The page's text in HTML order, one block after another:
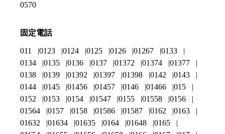
0570
固定電話
011 0123 0124 0125 0126 01267
0133
0134
0135 0136 0137 01372 01374
01377
0138
0139 01392 01397 01398 0142
0143
0144
0145 01456 01457 0146 01466
015
0152
0153 0154 01547 0155 01558
0156
01564
0157 0158 01586 01587 0162
0163
01632
01634 01635 0164 01648
0165